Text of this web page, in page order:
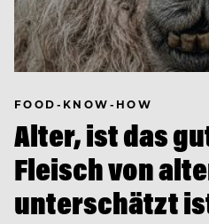
FOOD-KNOW-HOW
Alter, ist das
Fleisch von
unterschätzt